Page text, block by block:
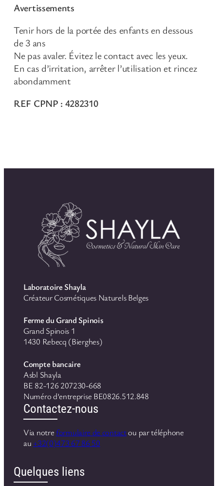
H
E
P
a
l
m
a
r
Avertissements
Tenir hors de la portée des enfants en dessous
de 3 ans
Ne pas avaler. Évitez le contact avec les yeux.
En cas d’irritation, arrêter l’utilisation et rincez
abondamment
REF CPNP : 4282310
Laboratoire Shayla
Créateur Cosmétiques Naturels Belges
Ferme du Grand Spinois
Grand Spinois 1
1430 Rebecq (Bierghes)
Compte bancaire
Asbl Shayla
BE 82-126 207230-668
Numéro d’entreprise BE0826.512.848
Contactez-nous
Via notreformulaire de contactou par téléphone
au +32(0)473 67 86 50
Quelques liens